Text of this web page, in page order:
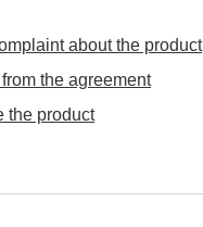
about the product
from the agreement
the product